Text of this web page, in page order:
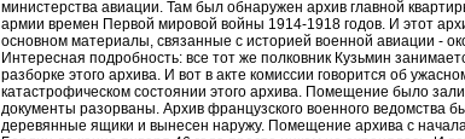
министерства авиации. Там был обнаружен архив главной
армии времен Первой мировой войны 1914-1918 годов. И этот
основном материалы, связанные с историей военной авиации -
Интересная подробность: все тот же полковник Кузьмин
разборке этого архива. И вот в акте комиссии говорится об
катастрофическом состоянии этого архива. Помещение было
документы разорваны. Архив французского военного ведомства
деревянные ящики и вынесен наружу. Помещение архива с